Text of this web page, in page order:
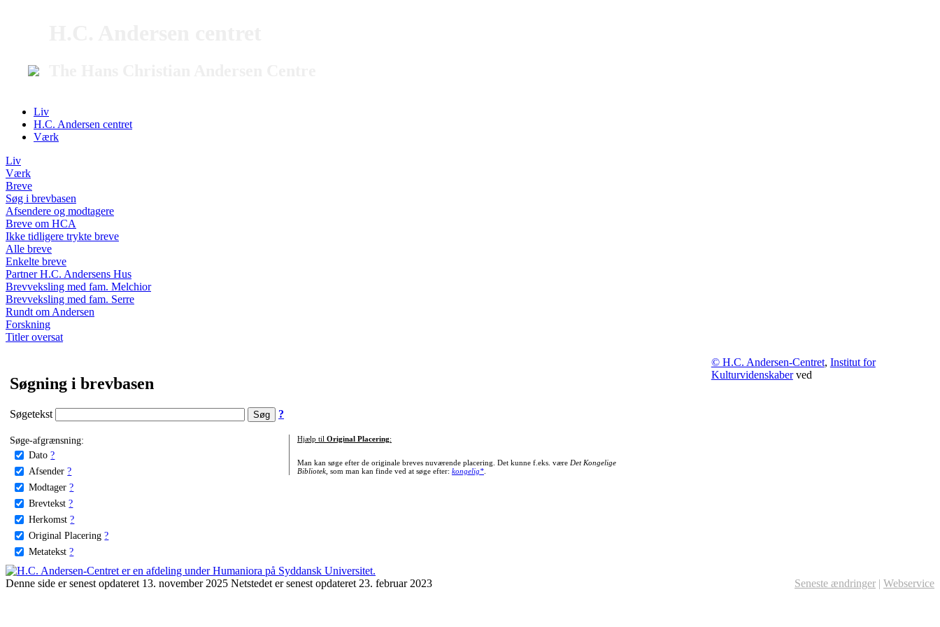
Liv
H.C. Andersen centret
Værk
Liv
Værk
Breve
Søg i brevbasen
Afsendere og modtagere
Breve om HCA
Ikke tidligere trykte breve
Alle breve
Enkelte breve
Partner H.C. Andersens Hus
Brevveksling med fam. Melchior
Brevveksling med fam. Serre
Rundt om Andersen
Forskning
Titler oversat
Søgning i brevbasen
Søgetekst ?
Søge-afgrænsning:
Dato ?
Afsender ?
Modtager ?
Brevtekst ?
Herkomst ?
Original Placering ?
Metatekst ?
Hjælp til Original Placering:
Man kan søge efter de originale breves nuværende placering. Det kunne f.eks. være Det Kongelige
Bibliotek, som man kan finde ved at søge efter: kongelig*.
© H.C. Andersen-Centret, Institut for
Kulturvidenskaberved
Denne side er senest opdateret 13. november 2025 Netstedet er senest opdateret 23. februar 2023 Seneste ændringer | Webservice